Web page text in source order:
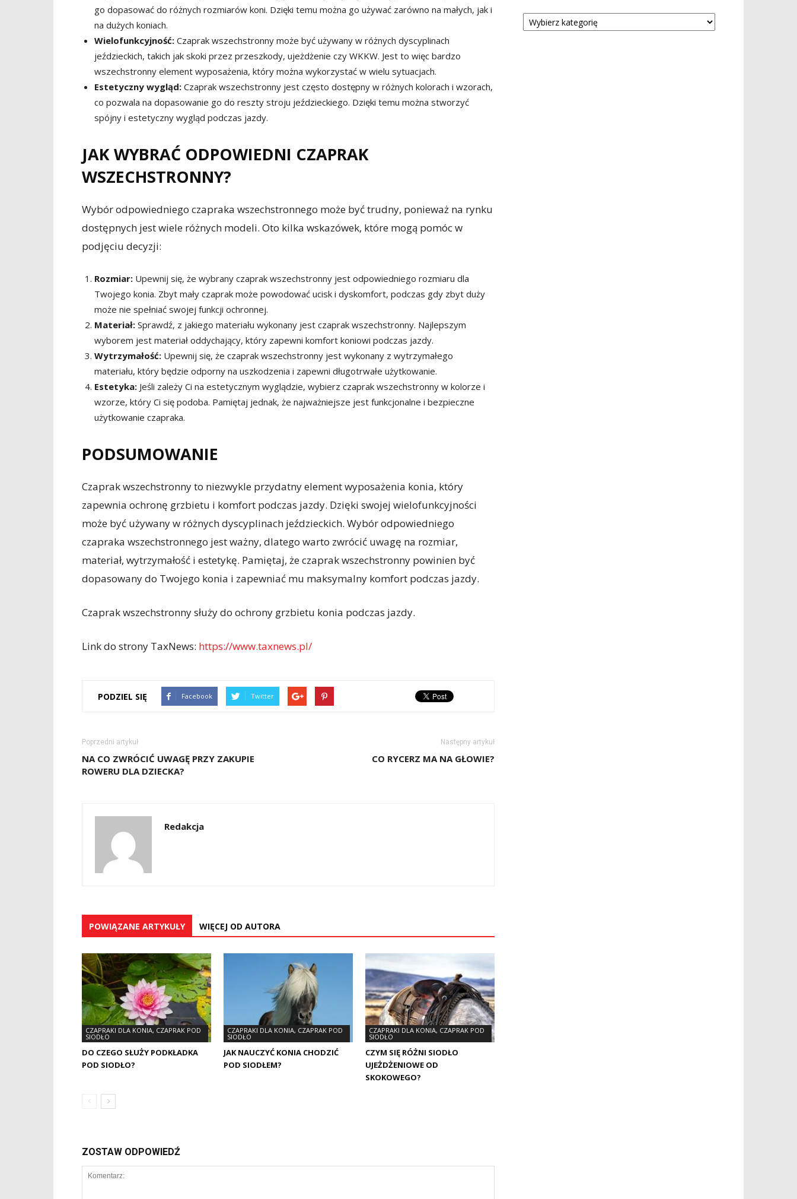
go dopasować do różnych rozmiarów koni. Dzięki temu można go używać zarówno na małych, jak i
na dużych koniach.
Wielofunkcyjność: Czaprak wszechstronny może być używany w różnych dyscyplinach
jeździeckich, takich jak skoki przez przeszkody, ujeżdżenie czy WKKW. Jest to więc bardzo
wszechstronny element wyposażenia, który można wykorzystać w wielu sytuacjach.
Estetyczny wygląd: Czaprak wszechstronny jest często dostępny w różnych kolorach i wzorach,
co pozwala na dopasowanie go do reszty stroju jeździeckiego. Dzięki temu można stworzyć
spójny i estetyczny wygląd podczas jazdy.
JAK WYBRAĆ ODPOWIEDNI CZAPRAK
WSZECHSTRONNY?
Wybór odpowiedniego czapraka wszechstronnego może być trudny, ponieważ na rynku
dostępnych jest wiele różnych modeli. Oto kilka wskazówek, które mogą pomóc w
podjęciu decyzji:
Rozmiar: Upewnij się, że wybrany czaprak wszechstronny jest odpowiedniego rozmiaru dla
Twojego konia. Zbyt mały czaprak może powodować ucisk i dyskomfort, podczas gdy zbyt duży
może nie spełniać swojej funkcji ochronnej.
Materiał: Sprawdź, z jakiego materiału wykonany jest czaprak wszechstronny. Najlepszym
wyborem jest materiał oddychający, który zapewni komfort koniowi podczas jazdy.
Wytrzymałość: Upewnij się, że czaprak wszechstronny jest wykonany z wytrzymałego
materiału, który będzie odporny na uszkodzenia i zapewni długotrwałe użytkowanie.
Estetyka: Jeśli zależy Ci na estetycznym wyglądzie, wybierz czaprak wszechstronny w kolorze i
wzorze, który Ci się podoba. Pamiętaj jednak, że najważniejsze jest funkcjonalne i bezpieczne
użytkowanie czapraka.
PODSUMOWANIE
Czaprak wszechstronny to niezwykle przydatny element wyposażenia konia, który
zapewnia ochronę grzbietu i komfort podczas jazdy. Dzięki swojej wielofunkcyjności
może być używany w różnych dyscyplinach jeździeckich. Wybór odpowiedniego
czapraka wszechstronnego jest ważny, dlatego warto zwrócić uwagę na rozmiar,
materiał, wytrzymałość i estetykę. Pamiętaj, że czaprak wszechstronny powinien być
dopasowany do Twojego konia i zapewniać mu maksymalny komfort podczas jazdy.
Czaprak wszechstronny służy do ochrony grzbietu konia podczas jazdy.
Link do strony TaxNews: https://www.taxnews.pl/
PODZIEL SIĘ Facebook Twitter
Poprzedni artykuł
NA CO ZWRÓCIĆ UWAGĘ PRZY ZAKUPIE
ROWERU DLA DZIECKA?
Następny artykuł
CO RYCERZ MA NA GŁOWIE?
Redakcja
POWIĄZANE ARTYKUŁY WIĘCEJ OD AUTORA
CZAPRAKI DLA KONIA, CZAPRAK POD
SIODŁO
DO CZEGO SŁUŻY PODKŁADKA
POD SIODŁO?
CZAPRAKI DLA KONIA, CZAPRAK POD
SIODŁO
JAK NAUCZYĆ KONIA CHODZIĆ
POD SIODŁEM?
CZAPRAKI DLA KONIA, CZAPRAK POD
SIODŁO
CZYM SIĘ RÓŻNI SIODŁO
UJEŻDŻENIOWE OD
SKOKOWEGO?
ZOSTAW ODPOWIEDŹ
Kategorie